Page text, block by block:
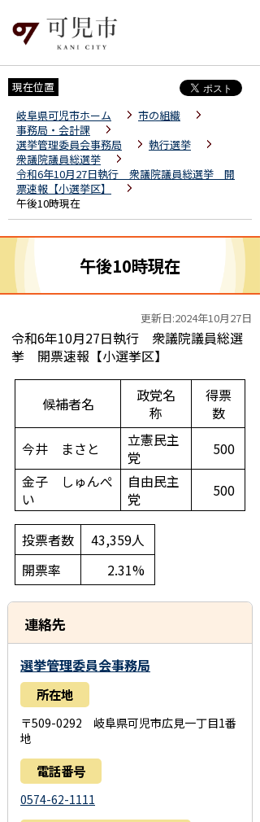
現在位置
岐阜県可児市ホーム
市の組織
事務局・会計課
選挙管理委員会事務局
執行選挙
衆議院議員総選挙
令和6年10月27日執行 衆議院議員総選挙 開
票速報【小選挙区】
午後10時現在
午後10時現在
更新日:2024年10月27日
令和6年10月27日執行 衆議院議員総選
挙 開票速報【小選挙区】
候補者名
政党名
称
得票
数
今井 まさと
立憲民主
党
500
金子 しゅんぺ
い
自由民主
党
500
投票者数
43,359人
開票率
2.31%
連絡先
選挙管理委員会事務局
所在地
〒509-0292 岐阜県可児市広見一丁目1番
地
電話番号
0574-62-1111